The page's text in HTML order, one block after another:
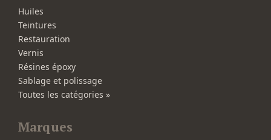
Huiles
Teintures
Restauration
Vernis
Résines époxy
Sablage et polissage
Toutes les catégories »
Marques